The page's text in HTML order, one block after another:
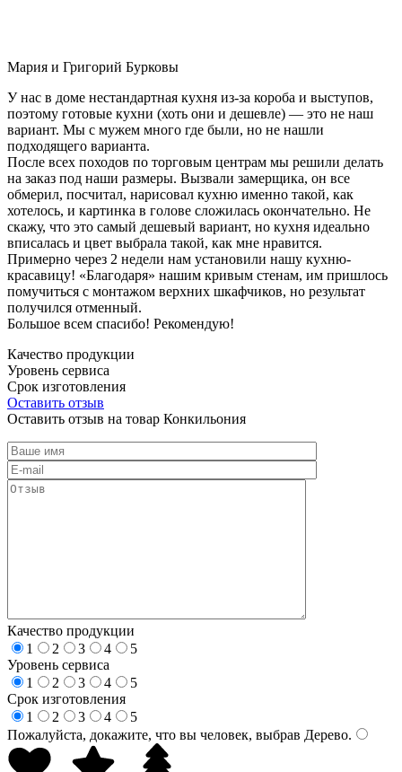
Мария и Григорий Бурковы
У нас в доме нестандартная кухня из-за короба и выступов,
поэтому готовые кухни (хоть они и дешевле) — это не наш
вариант. Мы с мужем много где были, но не нашли
подходящего варианта.
После всех походов по торговым центрам мы решили делать
на заказ под наши размеры. Вызвали замерщика, он все
обмерил, посчитал, нарисовал кухню именно такой, как
хотелось, и картинка в голове сложилась окончательно. Не
скажу, что это самый дешевый вариант, но кухня идеально
вписалась и цвет выбрала такой, как мне нравится.
Примерно через 2 недели нам установили нашу кухню-
красавицу! «Благодаря» нашим кривым стенам, им пришлось
помучиться с монтажом верхних шкафчиков, но результат
получился отменный.
Большое всем спасибо! Рекомендую!
Качество продукции
Уровень сервиса
Срок изготовления
Оставить отзыв
Оставить отзыв на товар Конкильония
Качество продукции
1
2 3 4
5
Уровень сервиса
1
2 3 4
5
Срок изготовления
1
2 3 4
5
Пожалуйста, докажите, что вы человек, выбрав Дерево.